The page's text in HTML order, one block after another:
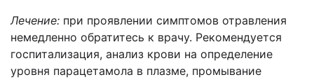
Лечение: при проявлении симптомов отравления
немедленно обратитесь к врачу. Рекомендуется
госпитализация, анализ крови на определение
уровня парацетамола в плазме, промывание